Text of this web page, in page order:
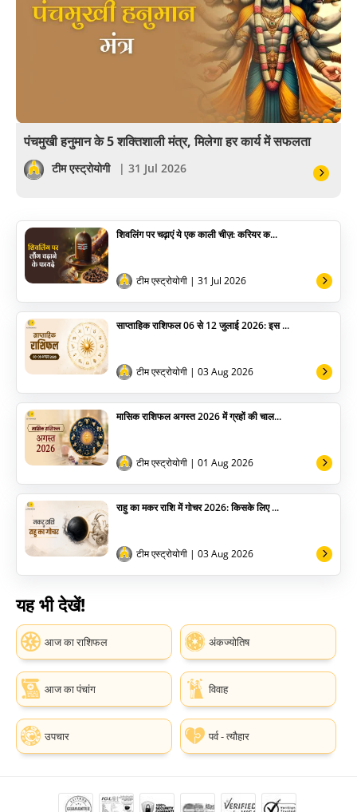
खेल
सेलिब्रिटी
योग
अन्य
पंचमुखी हनुमान के 5 शक्तिशाली मंत्र, मिलेगा हर कार्य में सफलता
टीम एस्ट्रोयोगी | 31 Jul 2026
शिवलिंग पर चढ़ाएं ये एक काली चीज़: करियर क...
टीम एस्ट्रोयोगी | 31 Jul 2026
साप्ताहिक राशिफल 06 से 12 जुलाई 2026: इस ...
टीम एस्ट्रोयोगी | 03 Aug 2026
मासिक राशिफल अगस्त 2026 में ग्रहों की चाल...
टीम एस्ट्रोयोगी | 01 Aug 2026
राहु का मकर राशि में गोचर 2026: किसके लिए ...
टीम एस्ट्रोयोगी | 03 Aug 2026
यह भी देखें!
आज का राशिफल अंकज्योतिष
आज का पंचांग विवाह
उपचार पर्व - त्यौहार